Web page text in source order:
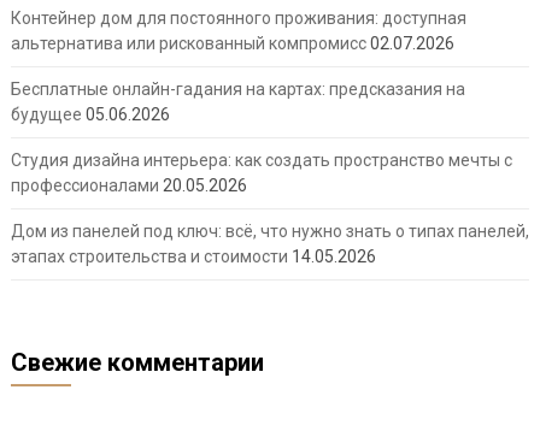
Контейнер дом для постоянного проживания: доступная
альтернатива или рискованный компромисс02.07.2026
Бесплатные онлайн-гадания на картах: предсказания на
будущее 05.06.2026
Студия дизайна интерьера: как создать пространство мечты с
профессионалами 20.05.2026
Дом из панелей под ключ: всё, что нужно знать о типах панелей,
этапах строительства и стоимости 14.05.2026
Свежие комментарии